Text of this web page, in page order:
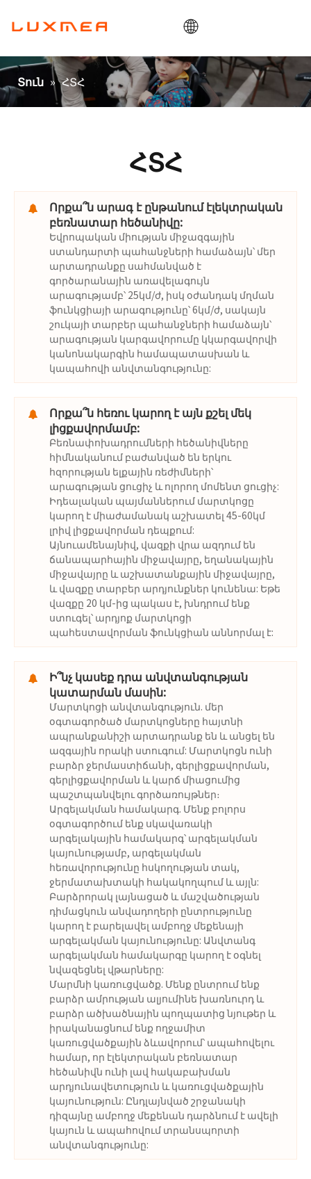
Տուն
Ընկերություն
Բլոգ
Տուն » ՀՏՀ
ՀՏՀ
Որքա՞ն արագ է ընթանում էլեկտրական
բեռնատար հեծանիվը:
Եվրոպական միության միջազգային
ստանդարտի պահանջների համաձայն՝ մեր
արտադրանքը սահմանված է
գործարանային առավելագույն
արագությամբ՝ 25կմ/ժ, իսկ օժանդակ մղման
ֆունկցիայի արագությունը՝ 6կմ/ժ, սակայն
շուկայի տարբեր պահանջների համաձայն՝
արագության կարգավորումը կկարգավորվի
կանոնակարգին համապատասխան և
կապահովի անվտանգությունը:
Որքա՞ն հեռու կարող է այն քշել մեկ
լիցքավորմամբ:
Բեռնափոխադրումների հեծանիվները
հիմնականում բաժանված են երկու
հզորության ելքային ռեժիմների՝
արագության ցուցիչ և ոլորող մոմենտ ցուցիչ:
Իդեալական պայմաններում մարտկոցը
կարող է միաժամանակ աշխատել 45-60կմ
լրիվ լիցքավորման դեպքում:
Այնուամենայնիվ, վազքի վրա ազդում են
ճանապարհային միջավայրը, եղանակային
միջավայրը և աշխատանքային միջավայրը,
և վազքը տարբեր արդյունքներ կունենա: Եթե ​​
վազքը 20 կմ-ից պակաս է, խնդրում ենք
ստուգել՝ արդյոք մարտկոցի
պահեստավորման ֆունկցիան աննորմալ է:
Ի՞նչ կասեք դրա անվտանգության
կատարման մասին:
Մարտկոցի անվտանգություն. մեր
օգտագործած մարտկոցները հայտնի
ապրանքանիշի արտադրանք են և անցել են
ազգային որակի ստուգում: Մարտկոցն ունի
բարձր ջերմաստիճանի, գերլիցքավորման,
գերլիցքավորման և կարճ միացումից
պաշտպանվելու գործառույթներ։
Արգելակման համակարգ. Մենք բոլորս
օգտագործում ենք սկավառակի
արգելակային համակարգ՝ արգելակման
կայունությամբ, արգելակման
հեռավորությունը հսկողության տակ,
ջերմատախտակի հակակողպում և այլն:
Բարձրորակ լայնացած և մաշվածության
դիմացկուն անվադողերի ընտրությունը
կարող է բարելավել ամբողջ մեքենայի
արգելակման կայունությունը: Անվտանգ
արգելակման համակարգը կարող է օգնել
նվազեցնել վթարները:
Մարմնի կառուցվածք. Մենք ընտրում ենք
բարձր ամրության ալյումինե խառնուրդ և
բարձր ածխածնային պողպատից նյութեր և
իրականացնում ենք ողջամիտ
կառուցվածքային ձևավորում՝ ապահովելու
համար, որ էլեկտրական բեռնատար
հեծանիվն ունի լավ հակաբախման
արդյունավետություն և կառուցվածքային
կայունություն: Ընդլայնված շրջանակի
դիզայնը ամբողջ մեքենան դարձնում է ավելի
կայուն և ապահովում տրանսպորտի
անվտանգությունը: